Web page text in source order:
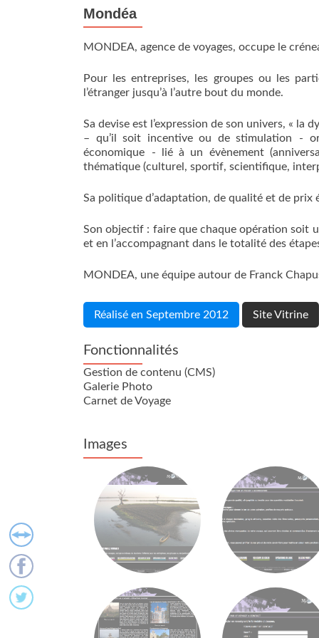
Mondéa
MONDEA, agence de voyages, occupe le
Pour les entreprises, les groupes ou les
l’étranger jusqu’à l’autre bout du monde.
Sa devise est l’expression de son univers, « la
– qu’il soit incentive ou de stimulation -
économique - lié à un évènement
thématique (culturel, sportif, scientifique,
Sa politique d’adaptation, de qualité et de
Son objectif : faire que chaque opération soit
et en l’accompagnant dans le totalité des
MONDEA, une équipe autour de Franck
Réalisé en Septembre 2012 Site Vitrine
Fonctionnalités
Gestion de contenu (CMS)
Galerie Photo
Carnet de Voyage
Images